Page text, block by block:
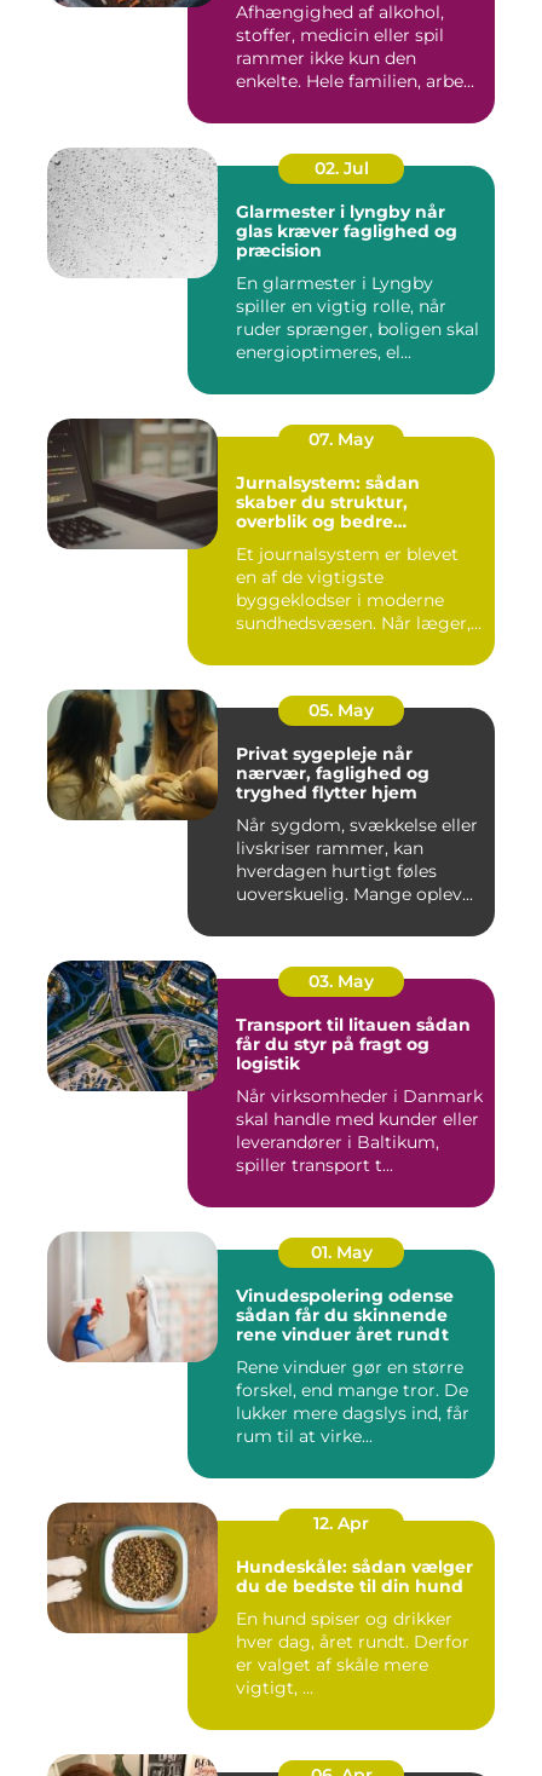
Afhængighed af alkohol,
stoffer, medicin eller spil
rammer ikke kun den
enkelte. Hele familien, arbe...
02. Jul
Glarmester i lyngby når
glas kræver faglighed og
præcision
En glarmester i Lyngby
spiller en vigtig rolle, når
ruder sprænger, boligen skal
energioptimeres, el...
07. May
Jurnalsystem: sådan
skaber du struktur,
overblik og bedre
Et journalsystem er blevet
en af de vigtigste
byggeklodser i moderne
sundhedsvæsen. Når læger,
05. May
Privat sygepleje når
nærvær, faglighed og
tryghed flytter hjem
Når sygdom, svækkelse eller
livskriser rammer, kan
hverdagen hurtigt føles
uoverskuelig. Mange oplev...
03. May
Transport til litauen sådan
får du styr på fragt og
logistik
Når virksomheder i Danmark
skal handle med kunder eller
leverandører i Baltikum,
spiller transport t...
01. May
Vinudespolering odense
sådan får du skinnende
rene vinduer året rundt
Rene vinduer gør en større
forskel, end mange tror. De
lukker mere dagslys ind, får
rum til at virke...
12. Apr
Hundeskåle: sådan vælger
du de bedste til din hund
En hund spiser og drikker
hver dag, året rundt. Derfor
er valget af skåle mere
vigtigt, ...